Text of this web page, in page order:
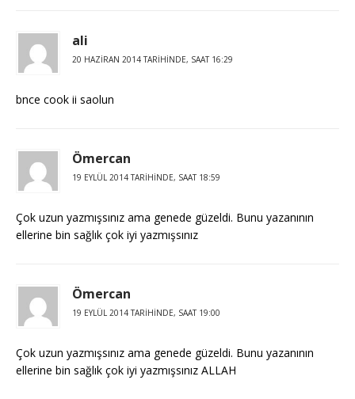
ali
20 HAZIRAN 2014 TARIHINDE, SAAT 16:29
bnce cook ii saolun
Ömercan
19 EYLÜL 2014 TARIHINDE, SAAT 18:59
Çok uzun yazmışsınız ama genede güzeldi. Bunu yazanının
ellerine bin sağlık çok iyi yazmışsınız
Ömercan
19 EYLÜL 2014 TARIHINDE, SAAT 19:00
Çok uzun yazmışsınız ama genede güzeldi. Bunu yazanının
ellerine bin sağlık çok iyi yazmışsınız ALLAH